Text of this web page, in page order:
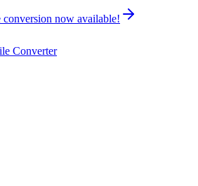
now available!
Converter